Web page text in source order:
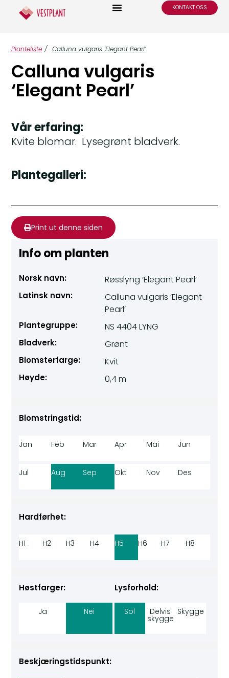
KONTAKT OSS
Planteliste / Calluna vulgaris ‘Elegant Pearl’
Calluna vulgaris
‘Elegant Pearl’
Vår erfaring:
Kvite blomar. Lysegrønt bladverk.
Plantegalleri:
Print ut denne siden
Info om planten
Norsk navn: Røsslyng ‘Elegant Pearl’
Latinsk navn:
Calluna vulgaris ‘Elegant
Pearl’
Plantegruppe: NS 4404 LYNG
Bladverk: Grønt
Blomsterfarge: Kvit
Høyde: 0,4 m
Blomstringstid:
Jan Feb Mar Apr Mai Jun
Jul Aug Sep Okt Nov Des
Hardførhet:
H1 H2 H3 H4 H5 H6 H7 H8
Høstfarger:
Ja Nei
Lysforhold:
Sol Delvis
skygge
Skygge
Beskjæringstidspunkt: